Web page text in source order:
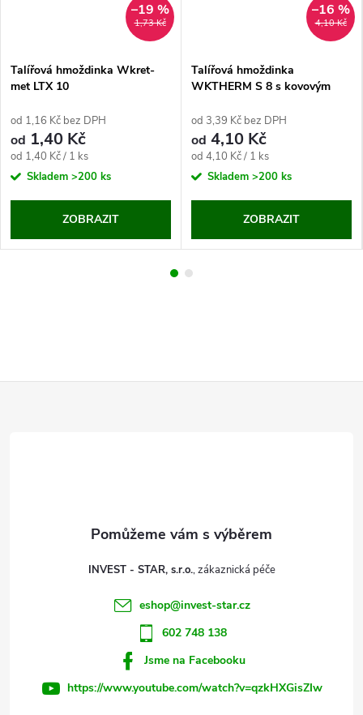
1,73 Kč
–19 %
Talířová hmoždinka Wkret-
met LTX 10
od 1,16 Kč bez DPH
od 1,40 Kč
Měrná
cena:
od 1,40 Kč / 1 ks
Skladem >200 ks
ZOBRAZIT
4,10 Kč
–16 %
Talířová hmoždinka
WKTHERM S 8 s kovovým
od 3,39 Kč bez DPH
od 4,10 Kč
Měrná
cena:
od 4,10 Kč / 1 ks
Skladem >200 ks
ZOBRAZIT
INVEST - STAR, s.r.o.
eshop@invest-star.cz
602 748 138
Jsme na Facebooku
https://www.youtube.com/watch?v=qzkHXGisZIw